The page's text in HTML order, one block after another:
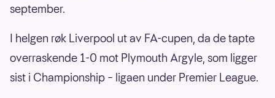
september.
I helgen røk Liverpool ut av FA-cupen, da de tapte
overraskende 1-0 mot Plymouth Argyle, som ligger
sist i Championship – ligaen under Premier League.